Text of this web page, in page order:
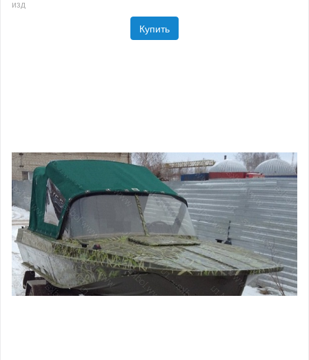
изд
Купить